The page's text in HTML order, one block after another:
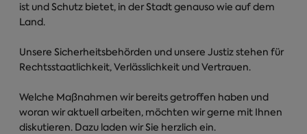
ist und Schutz bietet, in der Stadt genauso wie auf dem
Land.
Unsere Sicherheitsbehörden und unsere Justiz stehen für
Rechtsstaatlichkeit, Verlässlichkeit und Vertrauen.
Welche Maßnahmen wir bereits getroffen haben und
woran wir aktuell arbeiten, möchten wir gerne mit Ihnen
diskutieren. Dazu laden wir Sie herzlich ein.